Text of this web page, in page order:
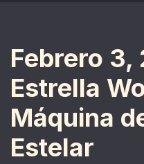
Febrero 3,
Estrella
Máquina
Estelar